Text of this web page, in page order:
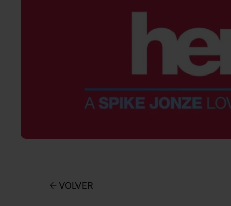
VOLVER